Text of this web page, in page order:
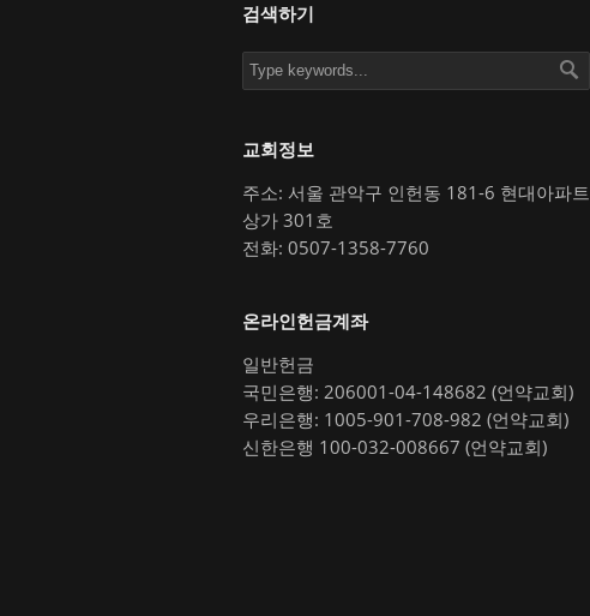
검색하기
교회정보
주소: 서울 관악구 인헌동 181-6 현대아파트
상가 301호
전화: 0507-1358-7760
온라인헌금계좌
일반헌금
국민은행: 206001-04-148682 (언약교회)
우리은행: 1005-901-708-982 (언약교회)
신한은행 100-032-008667 (언약교회)